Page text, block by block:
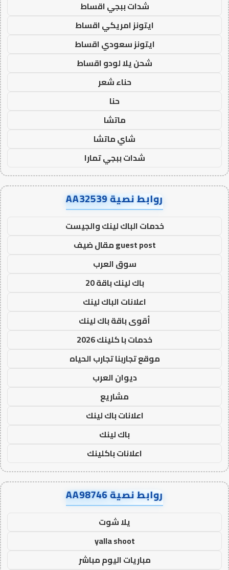
شدات ببجي اقساط
ايتونز امريكي اقساط
ايتونز سعودي اقساط
شحن يلا لودو اقساط
حناء شعر
حنا
ماتشا
شاي ماتشا
شدات ببجي تمارا
روابط نصية AA32539
خدمات الباك لينك والجيست
guest post مقال ضيف
سوق العرب
باك لينك باقة 20
اعلانات الباك لينك
أقوى باقة باك لينك
خدمات با كلينك 2026
موقع تجاربنا تجارب الحياه
ديوان العرب
مشاريع
اعلانات باك لينك
باك لينك
اعلانات باكلينك
روابط نصية AA98746
يلا شوت
yalla shoot
مباريات اليوم مباشر